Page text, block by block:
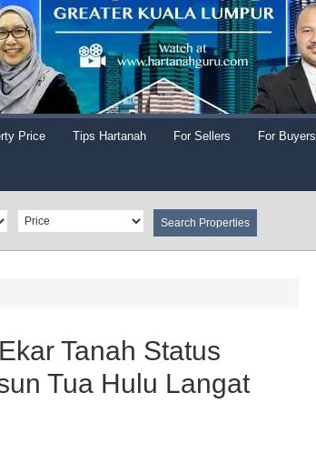
Price Tips Hartanah For Sellers For Buyers
Tanah Status
Tua Hulu Langat